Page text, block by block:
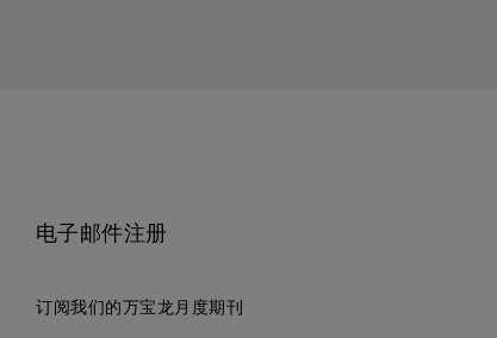
电子邮件注册
订阅我们的万宝龙月度期刊